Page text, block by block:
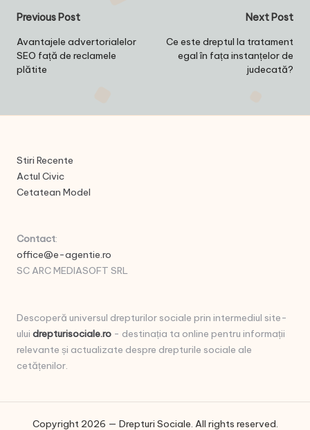
Post
navigation
Previous Post
Avantajele advertorialelor
SEO față de reclamele
plătite
Next Post
Ce este dreptul la tratament
egal în fața instanțelor de
judecată?
Stiri Recente
Actul Civic
Cetatean Model
Contact:
office@e-agentie.ro
SC ARC MEDIASOFT SRL
Descoperă universul drepturilor sociale prin intermediul site-
ului drepturisociale.ro - destinația ta online pentru informații
relevante și actualizate despre drepturile sociale ale
cetățenilor.
Copyright 2026 — Drepturi Sociale. All rights reserved.